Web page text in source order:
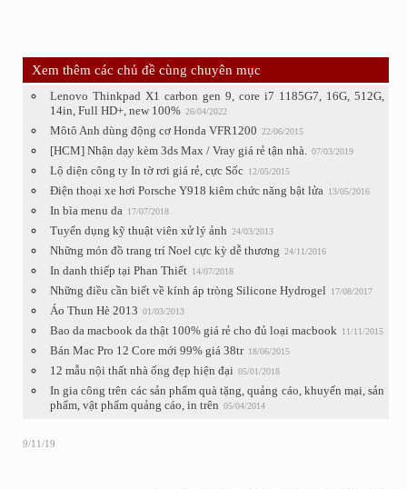
Xem thêm các chủ đề cùng chuyên mục
Lenovo Thinkpad X1 carbon gen 9, core i7 1185G7, 16G, 512G,
14in, Full HD+, new 100% 26/04/2022
Môtô Anh dùng động cơ Honda VFR1200 22/06/2015
[HCM] Nhận dạy kèm 3ds Max / Vray giá rẻ tận nhà. 07/03/2019
Lộ diện công ty In tờ rơi giá rẻ, cực Sốc 12/05/2015
Điện thoại xe hơi Porsche Y918 kiêm chức năng bật lửa 13/05/2016
In bìa menu da 17/07/2018
Tuyển dụng kỹ thuật viên xử lý ảnh 24/03/2013
Những món đồ trang trí Noel cực kỳ dễ thương 24/11/2016
In danh thiếp tại Phan Thiết 14/07/2018
Những điều cần biết về kính áp tròng Silicone Hydrogel 17/08/2017
Áo Thun Hè 2013 01/03/2013
Bao da macbook da thật 100% giá rẻ cho đủ loại macbook 11/11/2015
Bán Mac Pro 12 Core mới 99% giá 38tr 18/06/2015
12 mẫu nội thất nhà ống đẹp hiện đại 05/01/2018
In gia công trên các sản phẩm quà tặng, quảng cáo, khuyến mại, sản
phẩm, vật phẩm quảng cáo, in trên 05/04/2014
9/11/19